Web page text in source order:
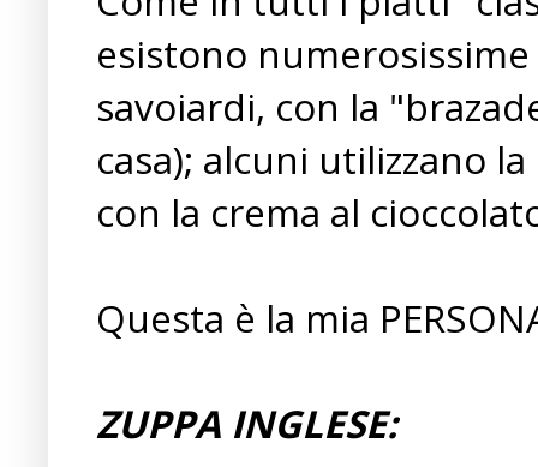
esistono
savoiardi, con la
casa); alcuni utilizzano
con la crema al
Questa è la mia
ZUPPA INGLESE: